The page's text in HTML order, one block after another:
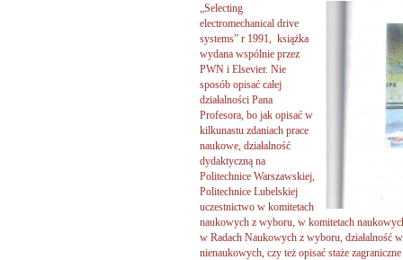
„Selecting
electromechanical drive
systems” r 1991, książka
wydana wspólnie przez
PWN i Elsevier. Nie
sposób opisać całej
działalności Pana
Profesora, bo jak opisać w
kilkunastu zdaniach prace
naukowe, działalność
dydaktyczną na
Politechnice Warszawskiej,
Politechnice Lubelskiej
uczestnictwo w komitetach
naukowych z wyboru, w komitetach
w Radach Naukowych z wyboru, działalność
nienaukowych, czy też opisać staże